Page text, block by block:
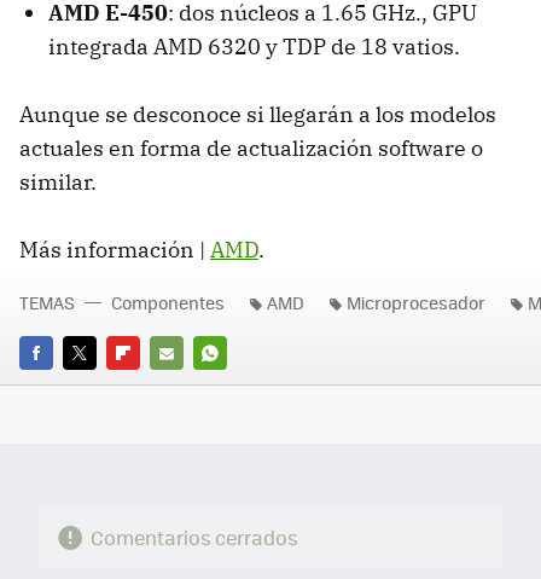
AMD E-450: dos núcleos a 1.65 GHz., GPU
integrada AMD 6320 y TDP de 18 vatios.
Aunque se desconoce si llegarán a los modelos
actuales en forma de actualización software o
similar.
Más información | AMD.
FACEBOOK
TWITTERFLIPBOARD
E-
WHATSAPP
TEMAS Componentes AMD Microprocesador
Comentarios cerrados